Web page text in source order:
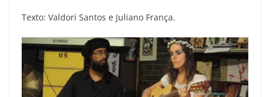
Texto: Valdori Santos e Juliano França.